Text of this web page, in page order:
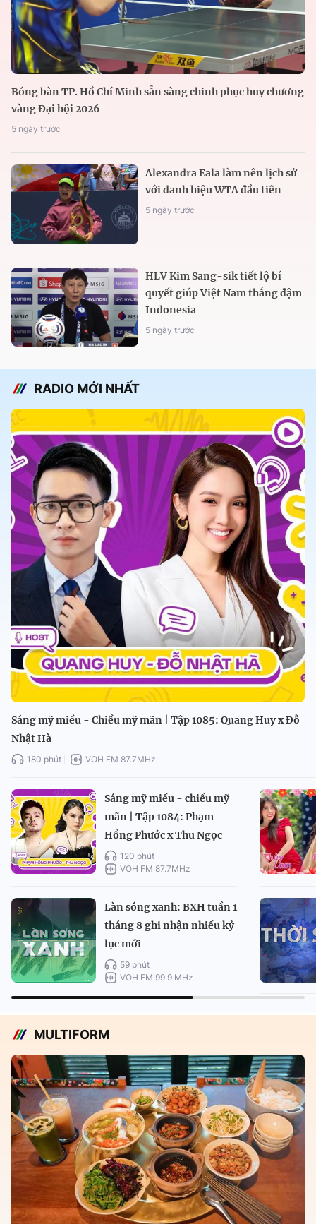
Bóng bàn TP. Hồ Chí Minh sẵn sàng chinh phục huy chương
vàng Đại hội 2026
5 ngày trước
Alexandra Eala làm nên lịch sử
với danh hiệu WTA đầu tiên
5 ngày trước
HLV Kim Sang-sik tiết lộ bí
quyết giúp Việt Nam thắng đậm
Indonesia
5 ngày trước
RADIO MỚI NHẤT
Sáng mỹ miều - Chiều mỹ mãn | Tập 1085: Quang Huy x Đỗ
Nhật Hà
180 phút VOH FM 87.7MHz
Sáng mỹ miều - chiều mỹ
mãn | Tập 1084: Phạm
Hồng Phước x Thu Ngọc
120 phút
VOH FM 87.7MHz
Làn sóng xanh: BXH tuần 1
tháng 8 ghi nhận nhiều kỷ
lục mới
59 phút
VOH FM 99.9 MHz
MULTIFORM